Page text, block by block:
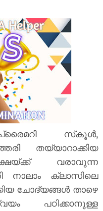
സ്‌കൂൾ,
തയ്യാറാക്കിയ
വരാവുന്ന
നാലാം ക്ലാസിലെ
ചോദ്യങ്ങൾ താഴെ
പഠിക്കാനുള്ള